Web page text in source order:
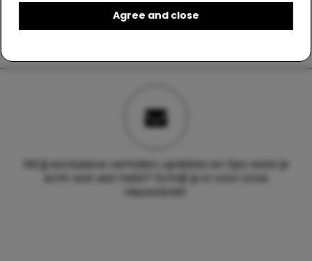
Agree and close
Wil jij exclusieve verhalen, updates en tips waar je
echt wat aan hebt? Schrijf je in voor onze
nieuwsbrief.